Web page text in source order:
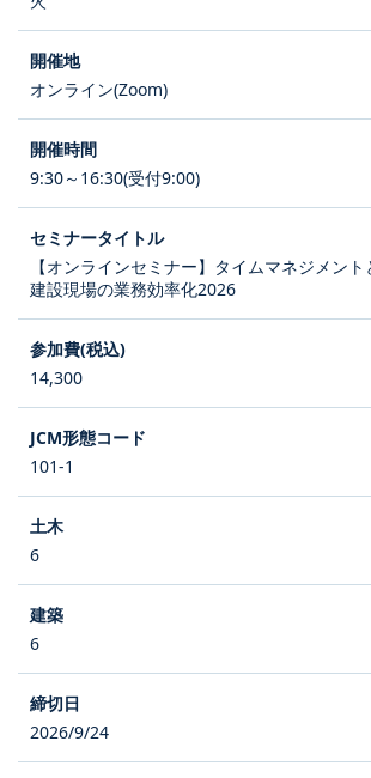
オンライン(Zoom)
9:30～16:30(受付9:00)
【オンラインセミナー】タイムマネジメント
建設現場の業務効率化2026
14,300
101-1
6
6
2026/9/24